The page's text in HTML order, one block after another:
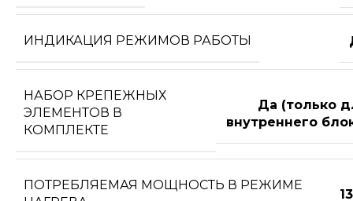
ИНДИКАЦИЯ РЕЖИМОВ РАБОТЫ
НАБОР КРЕПЕЖНЫХ
ЭЛЕМЕНТОВ В
КОМПЛЕКТЕ
Да (только
внутреннего
ПОТРЕБЛЯЕМАЯ МОЩНОСТЬ В РЕЖИМЕ